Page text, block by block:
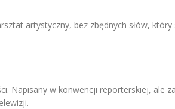
artystyczny, bez zbędnych słów, który
Napisany w konwencji reporterskiej, ale